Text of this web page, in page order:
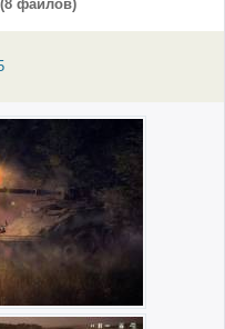
файлов)